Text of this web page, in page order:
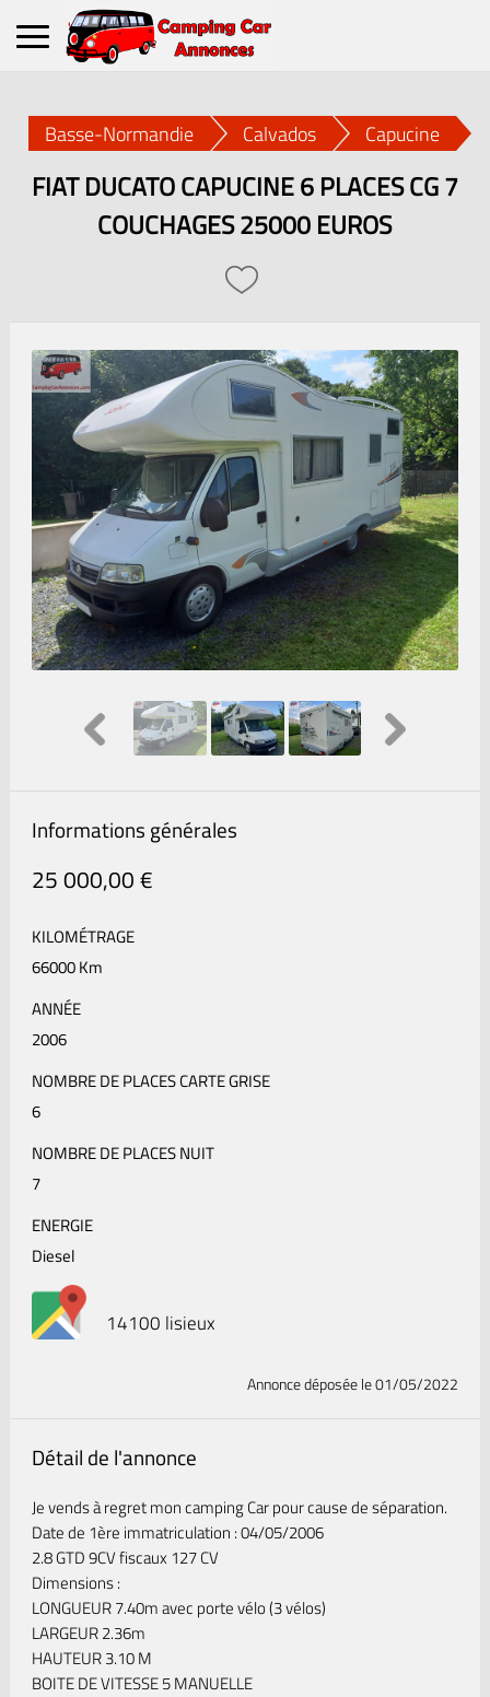
Basse-Normandie Calvados Capucine
FIAT DUCATO CAPUCINE 6 PLACES CG 7
COUCHAGES 25000 EUROS
Informations générales
25 000,00 €
KILOMÉTRAGE
66000 Km
ANNÉE
2006
NOMBRE DE PLACES CARTE GRISE
6
NOMBRE DE PLACES NUIT
7
ENERGIE
Diesel
14100 lisieux
Annonce déposéele 01/05/2022
Détail de l'annonce
Je vends à regret mon camping Car pour cause de séparation.
Date de 1ère immatriculation : 04/05/2006
2.8 GTD 9CV fiscaux 127 CV
Dimensions :
LONGUEUR 7.40m avec porte vélo (3 vélos)
LARGEUR 2.36m
HAUTEUR 3.10 M
BOITE DE VITESSE 5 MANUELLE